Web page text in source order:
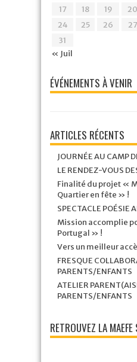
17
18 19 20
24
25 26 27
31
« Juil
ÉVÉNEMENTS À VENIR
ARTICLES RÉCENTS
JOURNÉE AU CAMP
LE RENDEZ-VOUS
Finalité du projet «
Quartier en fête » !
SPECTACLE POÉSIE
Mission accomplie
Portugal » !
Vers un meilleur
FRESQUE
PARENTS/ENFANTS
ATELIER
PARENTS/ENFANTS
RETROUVEZ LA